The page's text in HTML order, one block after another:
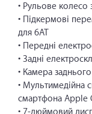
• Рульове колесо
• Підкермові
для 6АТ
• Передні
• Задні
• Камера
• Мультимедійна
смартфона Apple
• 7-дюймовий